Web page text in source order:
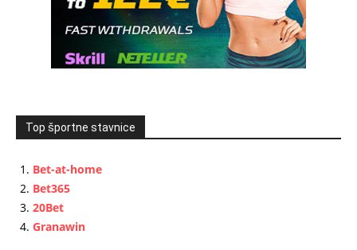
Top športne stavnice
Bet-at-home
Bet365
20Bet
Granawin